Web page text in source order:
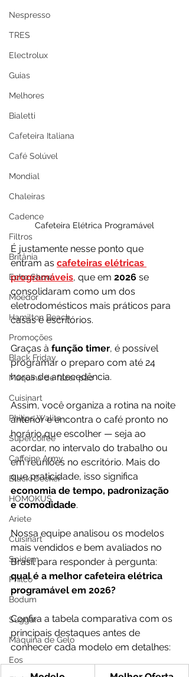
Nespresso
TRES
Electrolux
Guias
Melhores
Bialetti
Cafeteira Italiana
Café Solúvel
Mondial
Chaleiras
Cadence
Filtros
Britânia
Echo Show
Moedor
Hamilton Beach
Promoções
Black Friday
Máquina de fazer pão
Cuisinart
Philips Walita
Supercoffee
Caffeine Army
Black+Decker
HOMOKUS
Ariete
Cuisinart
Spidem
Philco
Bodum
Suggar
Máquina de Gelo
Eos
Cafeteira Elétrica Programável
É justamente nesse ponto que
entram as cafeteiras elétricas
programáveis, que em 2026 se
consolidaram como um dos
eletrodomésticos mais práticos para
casas e escritórios.
Graças à função timer, é possível
programar o preparo com até 24
horas de antecedência.
Assim, você organiza a rotina na noite
anterior e encontra o café pronto no
horário que escolher — seja ao
acordar, no intervalo do trabalho ou
em reuniões no escritório. Mais do
que praticidade, isso significa
economia de tempo, padronização
e comodidade.
Nossa equipe analisou os modelos
mais vendidos e bem avaliados no
Brasil para responder à pergunta:
qual é a melhor cafeteira elétrica
programável em 2026?
Confira a tabela comparativa com os
principais destaques antes de
conhecer cada modelo em detalhes: